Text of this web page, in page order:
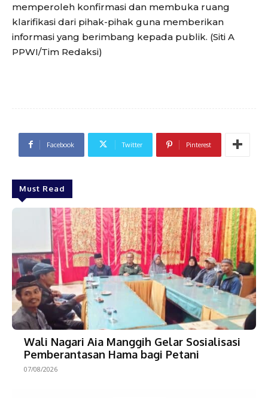
memperoleh konfirmasi dan membuka ruang
klarifikasi dari pihak-pihak guna memberikan
informasi yang berimbang kepada publik. (Siti A
PPWI/Tim Redaksi)
Facebook Twitter Pinterest
Must Read
Wali Nagari Aia Manggih Gelar Sosialisasi
Pemberantasan Hama bagi Petani
07/08/2026